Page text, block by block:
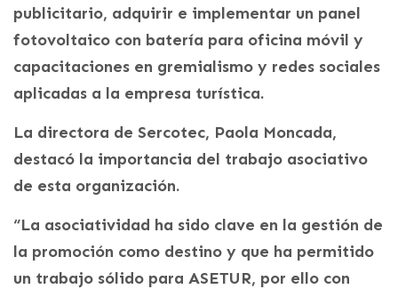
publicitario, adquirir e implementar un panel
fotovoltaico con batería para oficina móvil y
capacitaciones en gremialismo y redes sociales
aplicadas a la empresa turística.
La directora de Sercotec, Paola Moncada,
destacó la importancia del trabajo asociativo
de esta organización.
“La asociatividad ha sido clave en la gestión de
la promoción como destino y que ha permitido
un trabajo sólido para ASETUR, por ello con